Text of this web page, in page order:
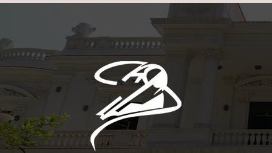
Skip to main content